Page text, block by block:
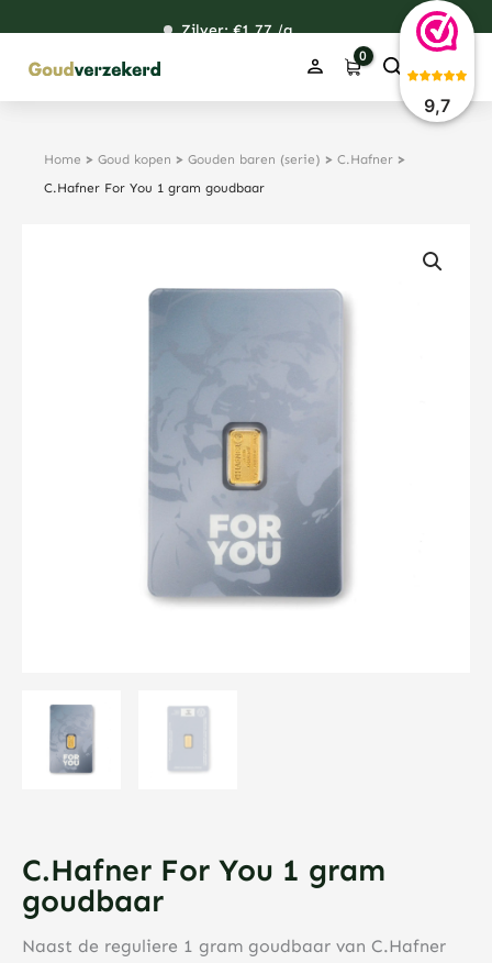
9,7
inhoud
120,76
Zilver: €1,77/g
48,59
38,39
Home > Goud kopen > Gouden baren (serie) > C.Hafner >
C.Hafner For You 1 gram goudbaar
C.Hafner For You 1 gram
goudbaar
Naast de reguliere 1 gram goudbaar van C.Hafner